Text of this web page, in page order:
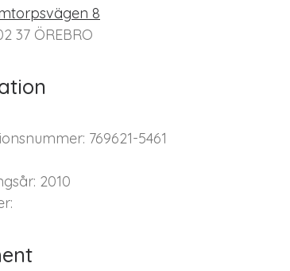
8
37 ÖREBRO
769621-5461
2010